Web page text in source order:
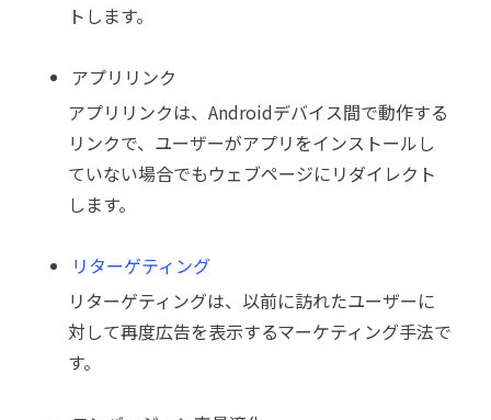
トします。
アプリリンク
アプリリンクは、Androidデバイス間で動作する
リンクで、ユーザーがアプリをインストールし
ていない場合でもウェブページにリダイレクト
します。
リターゲティング
リターゲティングは、以前に訪れたユーザーに
対して再度広告を表示するマーケティング手法で
す。